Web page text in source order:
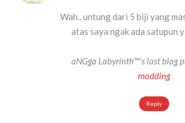
Wah.. untung dari 5 biji yang
atas saya ngak ada satupun
aNGga Labyrinth™’s last blog
modding
Reply